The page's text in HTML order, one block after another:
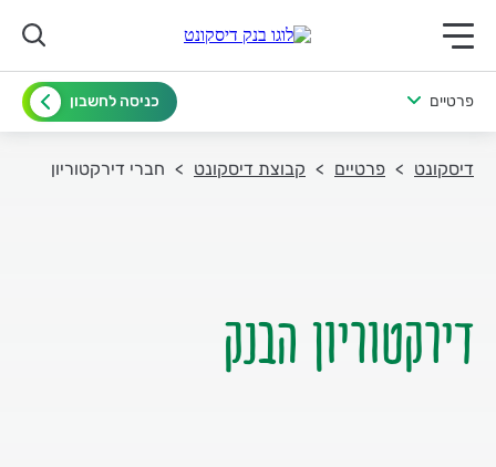
תפריט ראשי לנייד
פרטיים כניסה לחשבון
דיסקונט פרטיים קבוצת דיסקונט חברי דירקטוריון
דירקטוריון הבנק